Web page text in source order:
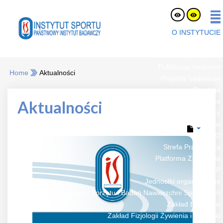
O INSTYTUCIE
Strefa Pracownika
Platforma Zakupowa
Jednostki organizacyjne
Zespół Certyfikacji Sprzętu i Badań Nawierzchni Sportowych
Zakład Biochemii
Zakład Fizjologii Żywienia i Dietetyki
Home Aktualności
Aktualności